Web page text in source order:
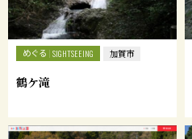
めぐる SIGHTSEEING 加賀市
鶴ケ滝